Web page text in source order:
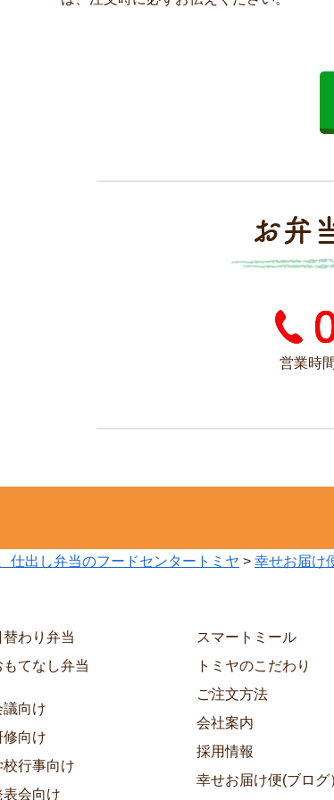
お弁
営業時
仕出し弁当のフードセンタートミヤ > 幸せお届け
替わり弁当
もてなし弁当
議向け
修向け
校行事向け
表会向け
スマートミール
トミヤのこだわり
ご注文方法
会社案内
採用情報
幸せお届け便(ブログ